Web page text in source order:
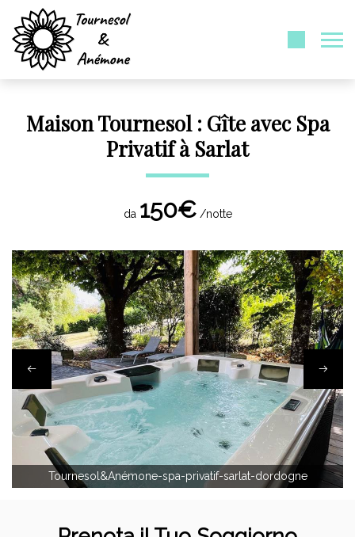
Maison Tournesol : Gîte avec Spa
Privatif à Sarlat
da 150€/notte
Tournesol&Anémone-spa-privatif-sarlat-dordogne